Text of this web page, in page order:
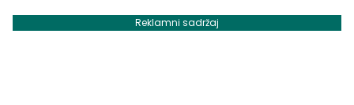
Reklamni sadržaj